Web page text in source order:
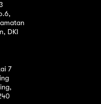
DKI
7